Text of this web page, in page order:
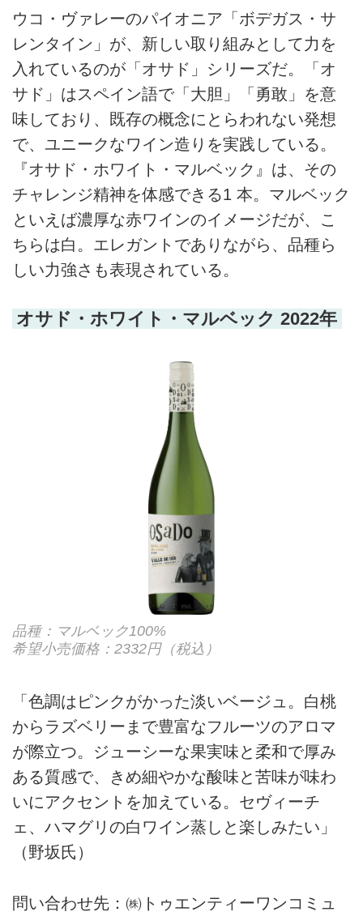
ウコ・ヴァレーのパイオニア「ボデガス・サ
レンタイン」が、新しい取り組みとして力を
入れているのが「オサド」シリーズだ。「オ
サド」はスペイン語で「大胆」「勇敢」を意
味しており、既存の概念にとらわれない発想
で、ユニークなワイン造りを実践している。
『オサド・ホワイト・マルベック』は、その
チャレンジ精神を体感できる1 本。マルベック
といえば濃厚な赤ワインのイメージだが、こ
ちらは白。エレガントでありながら、品種ら
しい力強さも表現されている。
オサド・ホワイト・マルベック 2022年
品種：マルベック100%
希望小売価格：2332円（税込）
「色調はピンクがかった淡いベージュ。白桃
からラズベリーまで豊富なフルーツのアロマ
が際立つ。ジューシーな果実味と柔和で厚み
ある質感で、きめ細やかな酸味と苦味が味わ
いにアクセントを加えている。セヴィーチ
ェ、ハマグリの白ワイン蒸しと楽しみたい」
（野坂氏）
問い合わせ先：㈱トゥエンティーワンコミュ